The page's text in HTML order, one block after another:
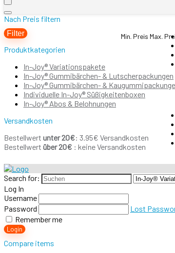
Nach Preis filtern
Min. Preis Max.
Filter
Produktkategorien
In-Joy® Variationspakete
In-Joy® Gummibärchen- & Lutscherpackungen
In-Joy® Gummibärchen- &
Individuelle In-Joy® Süßigkeitenboxen
In-Joy® Abos & Belohnungen
Versandkosten
Bestellwert unter 20€: 3.95€ Versandkosten
Bestellwert über 20€ : keine Versandkosten
Search for:
Log In
Username
Password
Lost
Remember me
Login
Compare items